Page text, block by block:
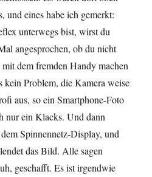
und eines habe ich gemerkt:
unterwegs bist, wirst du
angesprochen, ob du nicht
dem fremden Handy machen
kein Problem, die Kamera weise
aus, so ein Smartphone-Foto
nur ein Klacks. Und dann
Spinnennetz-Display, und
das Bild. Alle sagen
geschafft. Es ist irgendwie